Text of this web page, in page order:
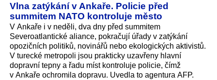
Vlna zatýkání v Ankaře. Policie před
summitem NATO kontroluje město
V Ankaře i v neděli, dva dny před summitem
Severoatlantické aliance, pokračují úřady v zatýkání
opozičních politiků, novinářů nebo ekologických aktivistů.
V turecké metropoli jsou prakticky uzavřeny hlavní
dopravní tepny a řadu míst kontroluje policie, čímž
v Ankaře ochromila dopravu. Uvedla to agentura AFP.